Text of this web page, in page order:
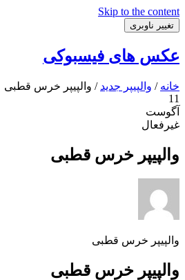
Skip to the content
تغییر ناوبری
عکس های فیسبوکی
خانه / والپیپر جدید / والپیپر خرس قطبی
11
آگوست
غیرفعال
والپیپر خرس قطبی
والپیپر خرس قطبی
والپیپر خرس قطبی